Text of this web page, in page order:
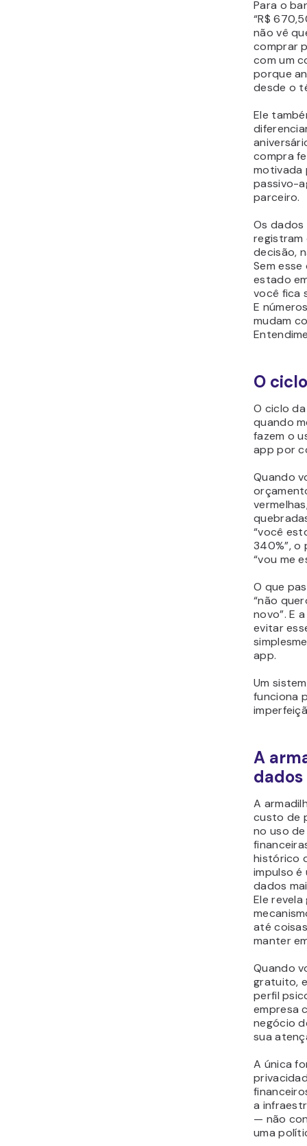
Para o
“R$
não vê
comprar
com um
porque
desde o
Ele
compra
motivada
passivo-
parceiro.
Os
decisão,
Sem
estado
você fica
E
mudam
O
O ciclo
quando
fazem o
app por
Quando
“você
340%”, o
“vou me
O que
“não
novo”. E
evitar
app.
Um
funciona
A
dados
A
custo de
no uso
histórico
impulso
dados
Ele
até
manter
Quando
gratuito,
perfil
empresa
negócio
sua
A única
a
— não
uma